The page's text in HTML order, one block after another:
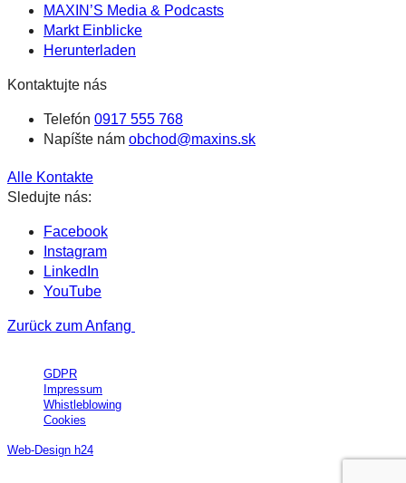
MAXIN’S Media & Podcasts
Markt Einblicke
Herunterladen
Kontaktujte nás
Telefón 0917 555 768
Napíšte nám obchod@maxins.sk
Alle Kontakte
Sledujte nás:
Facebook
Instagram
LinkedIn
YouTube
Zurück zum Anfang
GDPR
Impressum
Whistleblowing
Cookies
Web-Design h24